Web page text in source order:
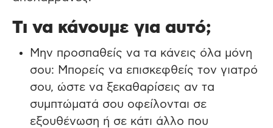
Τι να κάνουμε για αυτό;
Μην προσπαθείς να τα κάνεις όλα μόνη
σου: Μπορείς να επισκεφθείς τον γιατρό
σου, ώστε να ξεκαθαρίσεις αν τα
συμπτώματά σου οφείλονται σε
εξουθένωση ή σε κάτι άλλο που